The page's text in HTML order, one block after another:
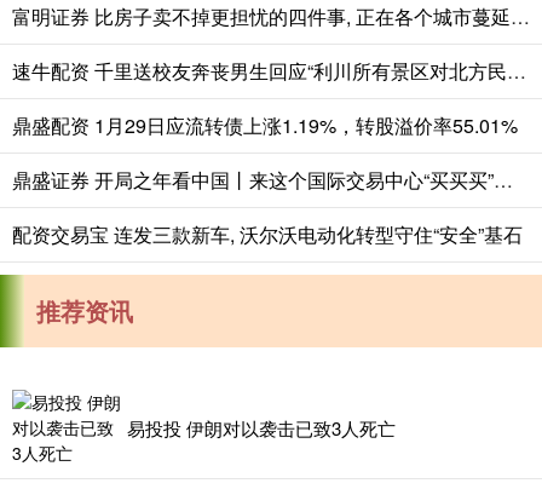
富明证券 比房子卖不掉更担忧的四件事, 正在各个城市蔓延, 老百姓要警惕
速牛配资 千里送校友奔丧男生回应“利川所有景区对北方民大师生免费”：感谢整座城市的温柔回应
鼎盛配资 1月29日应流转债上涨1.19%，转股溢价率55.01%
鼎盛证券 开局之年看中国丨来这个国际交易中心“买买买”，真香！
配资交易宝 连发三款新车, 沃尔沃电动化转型守住“安全”基石
推荐资讯
易投投 伊朗对以袭击已致3人死亡